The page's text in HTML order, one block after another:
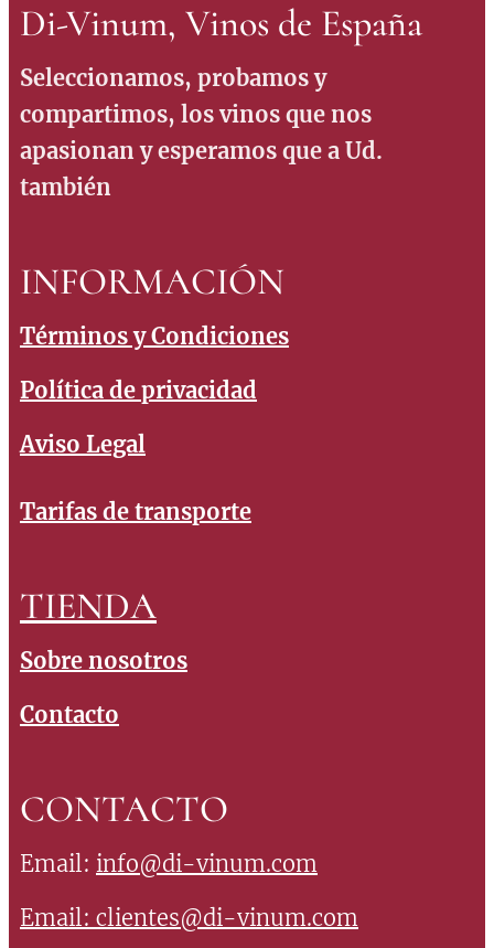
Di-Vinum, Vinos de España
Seleccionamos, probamos y
compartimos, los vinos que nos
apasionan y esperamos que a Ud.
también
INFORMACIÓN
Términos y Condiciones
Política de privacidad
Aviso Legal
Tarifas de transporte
TIENDA
Sobre nosotros
Contacto
CONTACTO
Email: info@di-vinum.com
Email: clientes@di-vinum.com